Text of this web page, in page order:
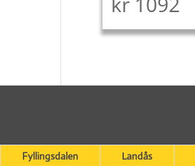
Fyllingsdalen Landås